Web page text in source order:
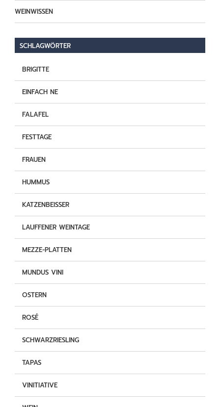
WEINWISSEN
SCHLAGWÖRTER
BRIGITTE
EINFACH NE
FALAFEL
FESTTAGE
FRAUEN
HUMMUS
KATZENBEISSER
LAUFFENER WEINTAGE
MEZZE-PLATTEN
MUNDUS VINI
OSTERN
ROSÉ
SCHWARZRIESLING
TAPAS
VINITIATIVE